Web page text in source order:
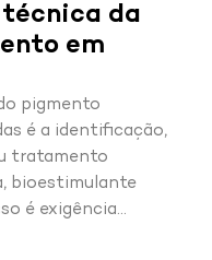
da
em
pigmento
é a identificação,
tratamento
bioestimulante
é exigência…